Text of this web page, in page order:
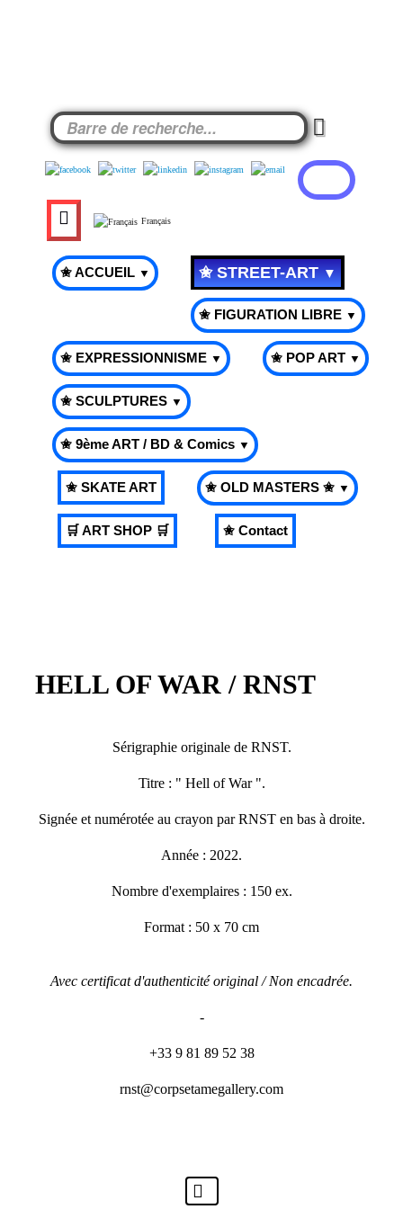
Français
✬ ACCUEIL ▼ ✬ STREET-ART▼
✬ FIGURATION LIBRE ▼
✬ EXPRESSIONNISME ▼ ✬ POP ART ▼
✬ SCULPTURES ▼
✬ 9ème ART / BD & Comics ▼
✬ SKATE ART ✬ OLD MASTERS ✬ ▼
🛒 ART SHOP 🛒 ✬ Contact
HELL OF WAR / RNST
Sérigraphie originale de RNST.
Titre : " Hell of War ".
Signée et numérotée au crayon par RNST en bas à droite.
Année : 2022.
Nombre d'exemplaires : 150 ex.
Format : 50 x 70 cm
Avec certificat d'authenticité original / Non encadrée.
-
+33 9 81 89 52 38
rnst@corpsetamegallery.com